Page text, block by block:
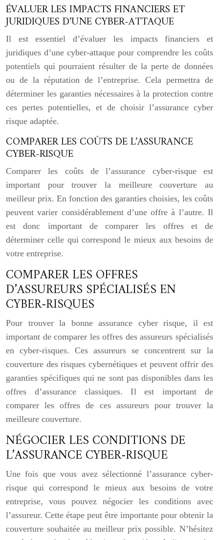
ÉVALUER LES IMPACTS FINANCIERS ET
JURIDIQUES D’UNE CYBER-ATTAQUE
Il est essentiel d’évaluer les impacts financiers et
juridiques d’une cyber-attaque pour comprendre les coûts
potentiels qui pourraient résulter de la perte de données
ou de la réputation de l’entreprise. Cela permettra de
déterminer les garanties nécessaires à la protection contre
ces pertes potentielles, et de choisir l’assurance cyber
risque adaptée.
COMPARER LES COÛTS DE L’ASSURANCE
CYBER-RISQUE
Comparer les coûts de l’assurance cyber-risque est
important pour trouver la meilleure couverture au
meilleur prix. En fonction des garanties choisies, les coûts
peuvent varier considérablement d’une offre à l’autre. Il
est donc important de comparer les offres et de
déterminer celle qui correspond le mieux aux besoins de
votre entreprise.
COMPARER LES OFFRES
D’ASSUREURS SPÉCIALISÉS EN
CYBER-RISQUES
Pour trouver la bonne assurance cyber risque, il est
important de comparer les offres des assureurs spécialisés
en cyber-risques. Ces assureurs se concentrent sur la
couverture des risques cybernétiques et peuvent offrir des
garanties spécifiques qui ne sont pas disponibles dans les
offres d’assurance classiques. Il est important de
comparer les offres de ces assureurs pour trouver la
meilleure couverture.
NÉGOCIER LES CONDITIONS DE
L’ASSURANCE CYBER-RISQUE
Une fois que vous avez sélectionné l’assurance cyber-
risque qui correspond le mieux aux besoins de votre
entreprise, vous pouvez négocier les conditions avec
l’assureur. Cette étape peut être importante pour obtenir la
couverture souhaitée au meilleur prix possible. N’hésitez